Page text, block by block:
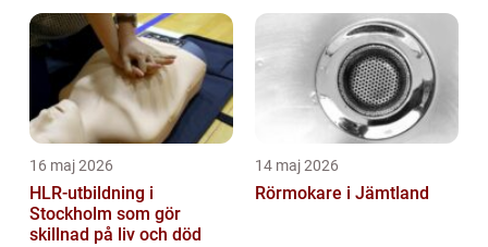
16 maj 2026
HLR-utbildning i
Stockholm som gör
skillnad på liv och död
14 maj 2026
Rörmokare i Jämtland